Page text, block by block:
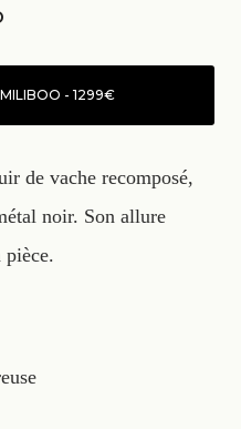
- 1299€
de vache recomposé,
noir. Son allure
pièce.